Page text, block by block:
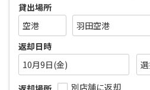
貸出場所
返却日時
10月9日(金)
別店舗に返却